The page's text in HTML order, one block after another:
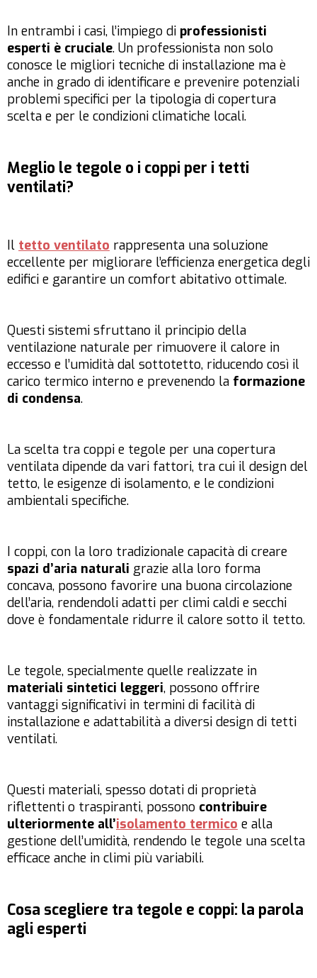
In entrambi i casi, l’impiego di professionisti
esperti è cruciale. Un professionista non solo
conosce le migliori tecniche di installazione ma è
anche in grado di identificare e prevenire potenziali
problemi specifici per la tipologia di copertura
scelta e per le condizioni climatiche locali.
Meglio le tegole o i coppi per i tetti
ventilati?
Il tetto ventilato rappresenta una soluzione
eccellente per migliorare l’efficienza energetica degli
edifici e garantire un comfort abitativo ottimale.
Questi sistemi sfruttano il principio della
ventilazione naturale per rimuovere il calore in
eccesso e l’umidità dal sottotetto, riducendo così il
carico termico interno e prevenendo la formazione
di condensa.
La scelta tra coppi e tegole per una copertura
ventilata dipende da vari fattori, tra cui il design del
tetto, le esigenze di isolamento, e le condizioni
ambientali specifiche.
I coppi, con la loro tradizionale capacità di creare
spazi d’aria naturali grazie alla loro forma
concava, possono favorire una buona circolazione
dell’aria, rendendoli adatti per climi caldi e secchi
dove è fondamentale ridurre il calore sotto il tetto.
Le tegole, specialmente quelle realizzate in
materiali sintetici leggeri, possono offrire
vantaggi significativi in termini di facilità di
installazione e adattabilità a diversi design di tetti
ventilati.
Questi materiali, spesso dotati di proprietà
riflettenti o traspiranti, possono contribuire
ulteriormente all’isolamento termico e alla
gestione dell’umidità, rendendo le tegole una scelta
efficace anche in climi più variabili.
Cosa scegliere tra tegole e coppi: la parola
agli esperti